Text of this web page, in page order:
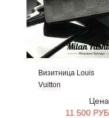
Визитница Louis
Vuitton
11 500 РУБ.